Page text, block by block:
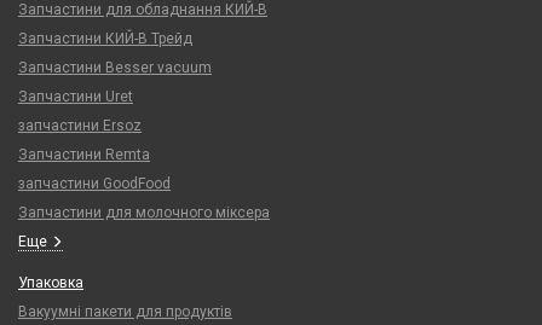
Запчастини для обладнання КИЙ-В
Запчастини КИЙ-В Трейд
Запчастини Besser vacuum
Запчастини Uret
запчастини Ersoz
Запчастини Remta
запчастини GoodFood
Запчастини для молочного міксера
Еще
Упаковка
Вакуумні пакети для продуктів